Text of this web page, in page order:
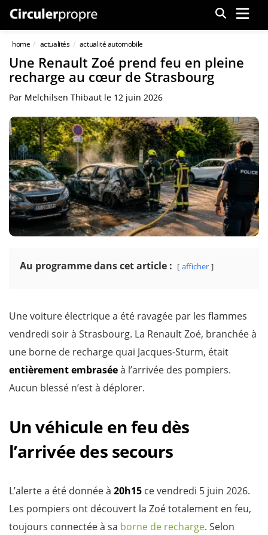
Menu
home actualités actualité automobile
Une Renault Zoé prend feu en pleine
recharge au cœur de Strasbourg
Par Melchilsen Thibaut le 12 juin 2026
Au programme dans cet article : afficher
Une voiture électrique a été ravagée par les flammes
vendredi soir à Strasbourg. La Renault Zoé, branchée à
une borne de recharge quai Jacques-Sturm, était
entièrement embraséeà l’arrivée des pompiers.
Aucun blessé n’est à déplorer.
Un véhicule en feu dès
l’arrivée des secours
L’alerte a été donnée à 20h15 ce vendredi 5 juin 2026.
Les pompiers ont découvert la Zoé totalement en feu,
toujours connectée à sa borne de recharge. Selon